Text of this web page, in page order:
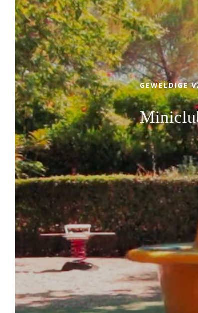
Kom met familie, vrienden of als koppel
tussen de authentieke Provence en de
d'Azur genieten van de bevoorrechte
locatie, 4-sterrenservice, comfortabele
staanplaatsen en de ontspannen
levensstijl van Camping Leï Suves. Of u
houdt van een ontspannend verblijf in
natuur of van sportieve en leuke
tussenstops, onze camping in
Roquebrune-sur-Argens zal aan al uw
verwachtingen voldoen!
GEWELDIGE